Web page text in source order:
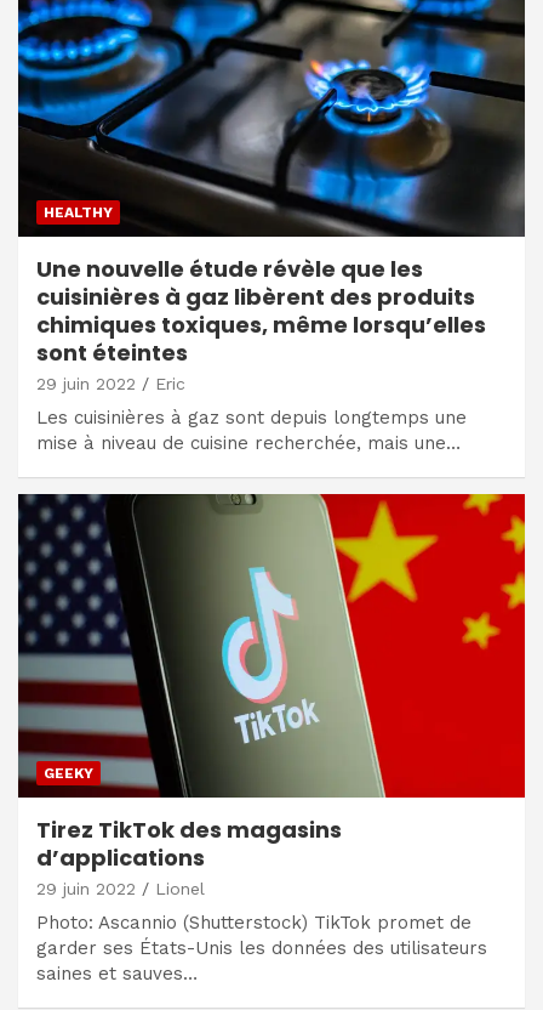
HEALTHY
Une nouvelle étude révèle que les
cuisinières à gaz libèrent des produits
chimiques toxiques, même lorsqu’elles
sont éteintes
29 juin 2022 Eric
Les cuisinières à gaz sont depuis longtemps une
mise à niveau de cuisine recherchée, mais une…
GEEKY
Tirez TikTok des magasins
d’applications
29 juin 2022 Lionel
Photo: Ascannio (Shutterstock) TikTok promet de
garder ses États-Unis les données des utilisateurs
saines et sauves…